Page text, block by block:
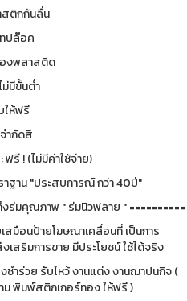
สติกกันลื่น
ปล๊อค
งพลาสติด
มีขั้นต่ำ
ห้ฟรี
ำกัดสี
รี ! (ไม่มีค่าใช้จ่าย)
ฐาน "ประสบการณ์ กว่า 40ปี"
งร่มคุณภาพ " ร่มนิวฟลาย " ==========
สมือนป้ายโฆษณาเคลื่อนที่ เป็นการ
เสริมการขาย มีประโยชน์ ใช้ได้จริง
ชำร่วย รับไหว้ งานแต่ง งานฌาปนกิจ (
พิมพ์สติกเกอร์ทอง ให้ฟรี )